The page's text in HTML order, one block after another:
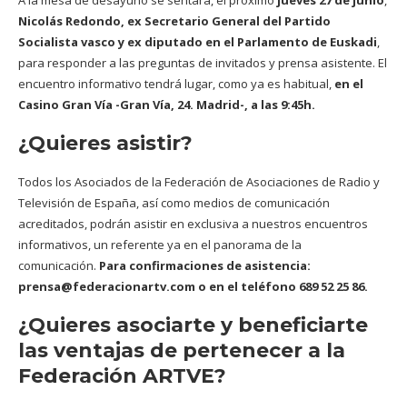
Nicolás Redondo, ex Secretario General del Partido
Socialista vasco y ex diputado en el Parlamento de Euskadi,
para responder a las preguntas de invitados y prensa asistente. El
encuentro informativo tendrá lugar, como ya es habitual, en el
Casino Gran Vía -Gran Vía, 24. Madrid-, a las 9:45h.
¿Quieres asistir?
Todos los Asociados de la Federación de Asociaciones de Radio y
Televisión de España, así como medios de comunicación
acreditados, podrán asistir en exclusiva a nuestros encuentros
informativos, un referente ya en el panorama de la
comunicación. Para confirmaciones de asistencia:
prensa@federacionartv.com o en el teléfono 689 52 25 86.
¿Quieres asociarte y beneficiarte
las ventajas de pertenecer a la
Federación ARTVE?